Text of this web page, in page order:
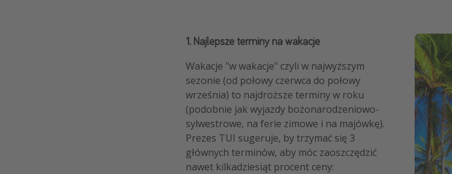
1. Najlepsze terminy na wakacje
Wakacje "w wakacje" czyli w najwyższym
sezonie (od połowy czerwca do połowy
września) to najdroższe terminy w roku
(podobnie jak wyjazdy bożonarodzeniowo-
sylwestrowe, na ferie zimowe i na majówkę).
Prezes TUI sugeruje, by trzymać się 3
głównych terminów, aby móc zaoszczędzić
nawet kilkadziesiąt procent ceny: